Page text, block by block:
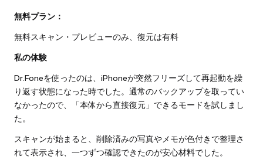
無料プラン：
無料スキャン・プレビューのみ、復元は有料
私の体験
Dr.Foneを使ったのは、iPhoneが突然フリーズして再起動を繰
り返す状態になった時でした。通常のバックアップを取ってい
なかったので、「本体から直接復元」できるモードを試しまし
た。
スキャンが始まると、削除済みの写真やメモが色付きで整理さ
れて表示され、一つずつ確認できたのが安心材料でした。